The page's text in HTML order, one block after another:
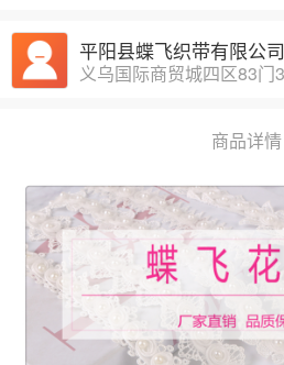
平阳县蝶飞织带有限公司
商品详情